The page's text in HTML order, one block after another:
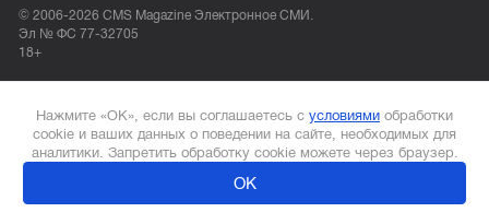
© 2006-2026 CMS Magazine Электронное СМИ.
Эл № ФС 77-32705
18+
Нажмите «ОК», если вы соглашаетесь с условиями обработки
cookie и ваших данных о поведении на сайте, необходимых для
аналитики. Запретить обработку cookie можете через браузер.
ОК